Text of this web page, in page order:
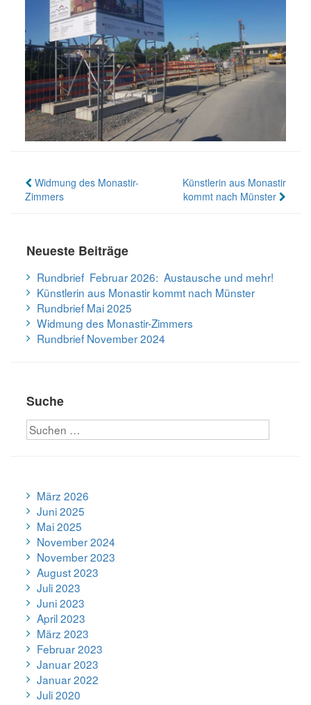
Beitragsnavigation
Widmung des Monastir-
Zimmers
Künstlerin aus Monastir
kommt nach Münster
Neueste Beiträge
Rundbrief Februar 2026: Austausche und mehr!
Künstlerin aus Monastir kommt nach Münster
Rundbrief Mai 2025
Widmung des Monastir-Zimmers
Rundbrief November 2024
Suche
März 2026
Juni 2025
Mai 2025
November 2024
November 2023
August 2023
Juli 2023
Juni 2023
April 2023
März 2023
Februar 2023
Januar 2023
Januar 2022
Juli 2020